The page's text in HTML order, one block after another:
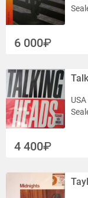
6 000
4 400